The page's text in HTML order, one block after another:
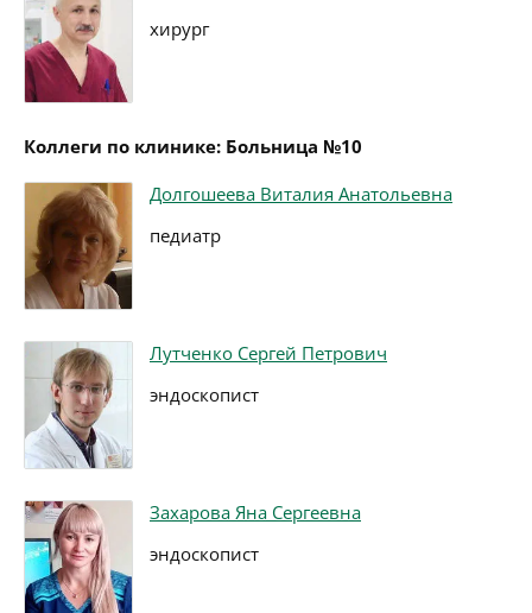
хирург
Коллеги по клинике: Больница №10
Долгошеева Виталия Анатольевна
педиатр
Лутченко Сергей Петрович
эндоскопист
Захарова Яна Сергеевна
эндоскопист